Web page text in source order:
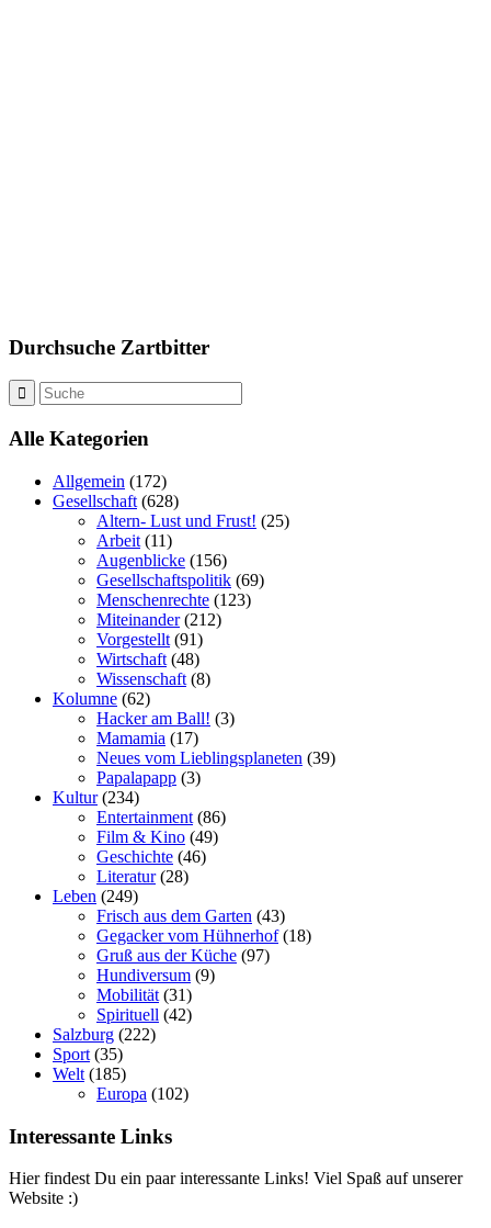
Durchsuche Zartbitter
Alle Kategorien
Allgemein (172)
Gesellschaft (628)
Altern- Lust und Frust! (25)
Arbeit (11)
Augenblicke (156)
Gesellschaftspolitik (69)
Menschenrechte (123)
Miteinander(212)
Vorgestellt (91)
Wirtschaft (48)
Wissenschaft (8)
Kolumne (62)
Hacker am Ball! (3)
Mamamia (17)
Neues vom Lieblingsplaneten (39)
Papalapapp (3)
Kultur(234)
Entertainment (86)
Film & Kino (49)
Geschichte (46)
Literatur(28)
Leben (249)
Frisch aus dem Garten (43)
Gegacker vom Hühnerhof(18)
Gruß aus der Küche (97)
Hundiversum (9)
Mobilität (31)
Spirituell (42)
Salzburg (222)
Sport (35)
Welt (185)
Europa (102)
Interessante Links
Hier findest Du ein paar interessante Links! Viel Spaß auf unserer
Website :)